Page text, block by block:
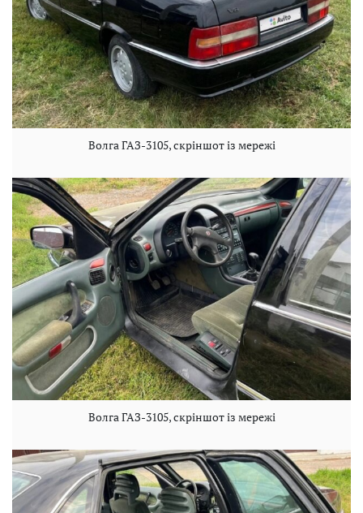
Волга ГАЗ-3105, скріншот із мережі
Волга ГАЗ-3105, скріншот із мережі